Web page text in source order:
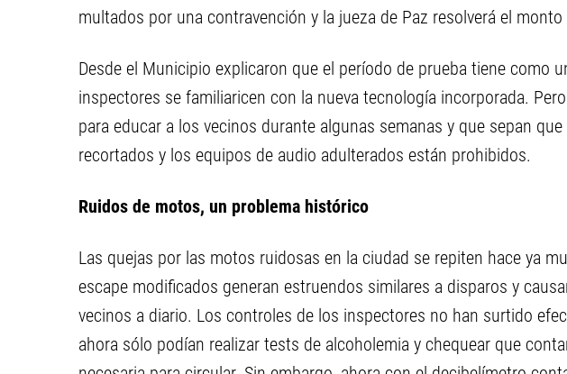
multados por una contravención y la jueza de Paz resolverá el monto
Desde el Municipio explicaron que el período de prueba tiene como
inspectores se familiaricen con la nueva tecnología incorporada.
para educar a los vecinos durante algunas semanas y que sepan
recortados y los equipos de audio adulterados están prohibidos.
Ruidos de motos, un problema histórico
Las quejas por las motos ruidosas en la ciudad se repiten hace ya
escape modificados generan estruendos similares a disparos y
vecinos a diario. Los controles de los inspectores no han surtido
ahora sólo podían realizar tests de alcoholemia y chequear que